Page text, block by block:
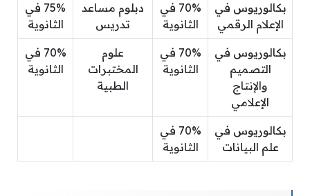
بكالوريوس في
الإعلام الرقمي
70% في
الثانوية
دبلوم مساعد
تدريس
75% في
الثانوية
بكالوريوس في
التصميم
والإنتاج
الإعلامي
70% في
الثانوية
علوم
المختبرات
الطبية
70% في
الثانوية
بكالوريوس في
علم البيانات
70% في
الثانوية